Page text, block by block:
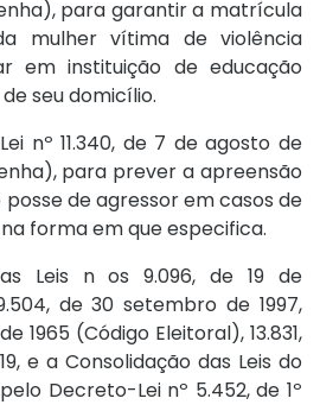
para garantir a matrícula
mulher vítima de violência
em instituição de educação
seu domicílio.
nº 11.340, de 7 de agosto de
para prever a apreensão
de agressor em casos de
forma em que especifica.
Leis n os 9.096, de 19 de
de 30 setembro de 1997,
1965 (Código Eleitoral), 13.831,
e a Consolidação das Leis do
Decreto-Lei nº 5.452, de 1º